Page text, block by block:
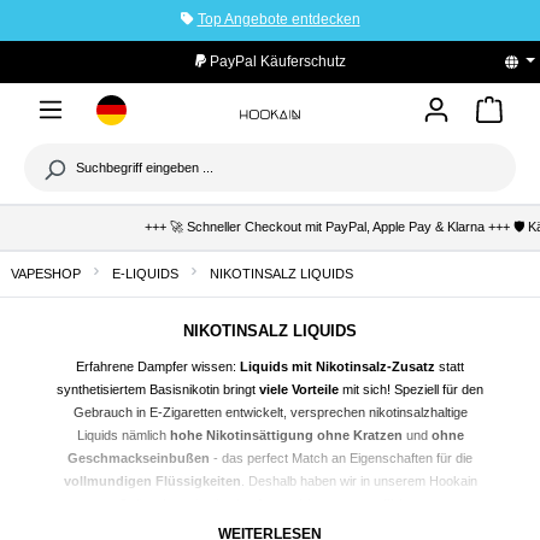
Top Angebote entdecken
PayPal Käuferschutz
+++ 🚀 Schneller Checkout mit PayPal, Apple Pay & Klarna +++ 🛡️
VAPESHOP E-LIQUIDS NIKOTINSALZ LIQUIDS
NIKOTINSALZ LIQUIDS
Erfahrene Dampfer wissen: Liquids mit Nikotinsalz-Zusatz statt
synthetisiertem Basisnikotin bringt viele Vorteile mit sich! Speziell für den
Gebrauch in E-Zigaretten entwickelt, versprechen nikotinsalzhaltige
Liquids nämlich hohe Nikotinsättigung ohne Kratzen und ohne
Geschmackseinbußen - das perfect Match an Eigenschaften für die
vollmundigen Flüssigkeiten . Deshalb haben wir in unserem Hookain
geschmacksintensiven Nikotinsalz-Liquids
WEITERLESEN